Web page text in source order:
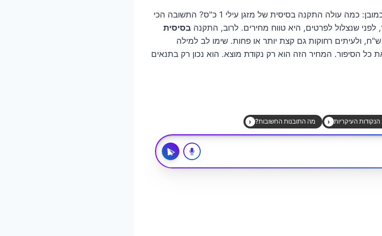
השאלה הראשונה והמתבקשת היא כמובן: כמה עולה התקנה בסיסית של מזגן עילי 1 כ"ס? התשובה הכי
שנצלול לפרטים, היא טווח מחירים. לרוב, התקנה בסיסית
הסיפור. המחיר הזה הוא רק נקודת מוצא. הוא נכון רק בתנאים